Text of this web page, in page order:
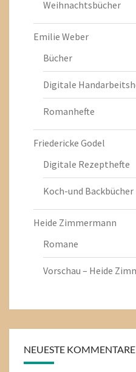
Weihnachtsbücher
Emilie Weber
Bücher
Digitale
Romanhefte
Friedericke Godel
Digitale Rezepthefte
Koch-und Backbücher
Heide Zimmermann
Romane
Vorschau – Heide
NEUESTE KOMMENTARE